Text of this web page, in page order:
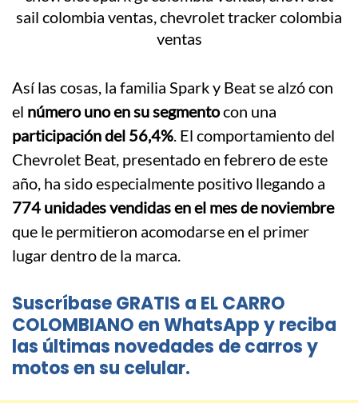
Así las cosas, la familia Spark y Beat se alzó con
el número uno en su segmentocon una
participación del 56,4%. El comportamiento del
Chevrolet Beat, presentado en febrero de este
año, ha sido especialmente positivo llegando a
774 unidades vendidas en el mes de noviembre
que le permitieron acomodarse en el primer
lugar dentro de la marca.
Suscríbase GRATIS a EL CARRO
COLOMBIANO en WhatsApp y reciba
las últimas novedades de carros y
motos en su celular.